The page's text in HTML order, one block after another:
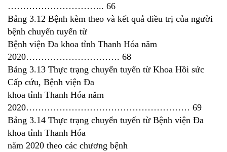
………………………….. 66
Bảng 3.12 Bệnh kèm theo và kết quả điều trị của người
bệnh chuyển tuyến từ
Bệnh viện Đa khoa tỉnh Thanh Hóa năm
2020…………………………. 68
Bảng 3.13 Thực trạng chuyển tuyến từ Khoa Hồi sức
Cấp cứu, Bệnh viện Đa
khoa tỉnh Thanh Hóa năm
2020……………………………………………… 69
Bảng 3.14 Thực trạng chuyển tuyến từ Bệnh viện Đa
khoa tỉnh Thanh Hóa
năm 2020 theo các chương bệnh